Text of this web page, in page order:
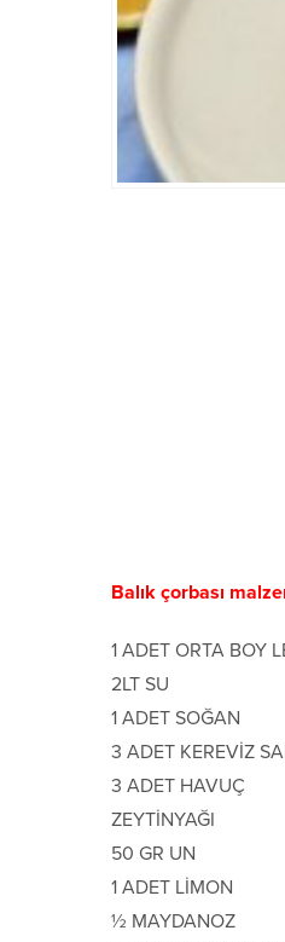
Balık çorbası
1 ADET ORTA BOY
2LT SU
1 ADET SOĞAN
3 ADET KEREVİZ
3 ADET HAVUÇ
ZEYTİNYAĞI
50 GR UN
1 ADET LİMON
½ MAYDANOZ